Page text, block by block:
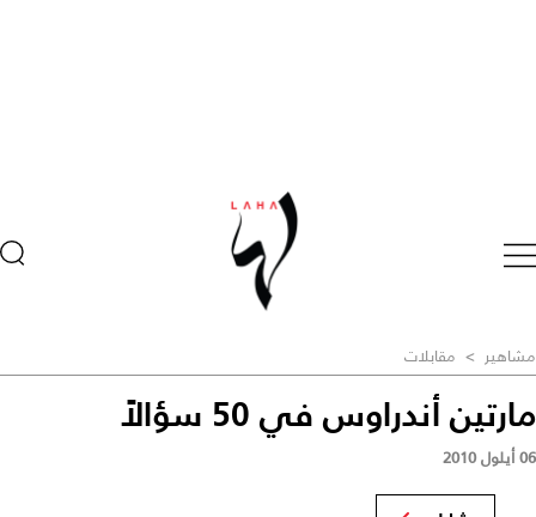
مشاهير > مقابلات
مارتين أندراوس في 50 سؤالاً
06 أيلول 2010